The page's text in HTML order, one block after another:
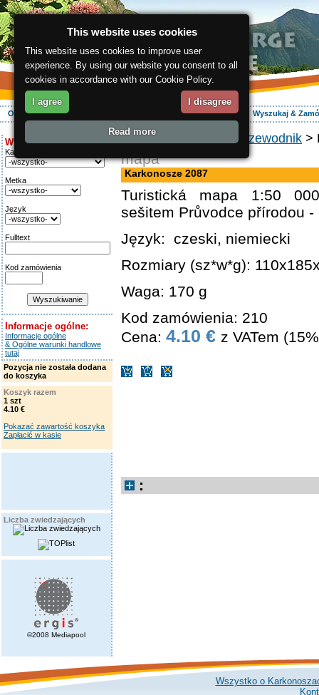
O regionie Aktywnie Zakwaterowanie Wyszukaj &
Wyszukiwanie:
Kategoria
Metka
Język
Fulltext
Kod zamówienia
Informacje ogólne:
Informacje ogólne
& Ogólne warunki handlowe
tutaj
Pozycja nie została dodana
do koszyka
Koszyk razem
1 szt
4.10 €
Pokazać zawartość koszyka
Zapłacić w kasie
Liczba zwiedzających
©2008 Mediapool
ergis.cz Przewodnik >
mapa
Karkonosze 2087
Turistická mapa 1:50
sešitem Průvodce přírodou
Język: czeski, niemiecki
Rozmiary (sz*w*g):
Waga: 170 g
Kod zamówienia: 210
Cena: 4.10 € z VATem
:
Wszystko o
This website uses cookies
This website uses cookies to improve user
experience. By using our website you consent to all
cookies in accordance with our Cookie Policy.
I agree I disagree
Read more